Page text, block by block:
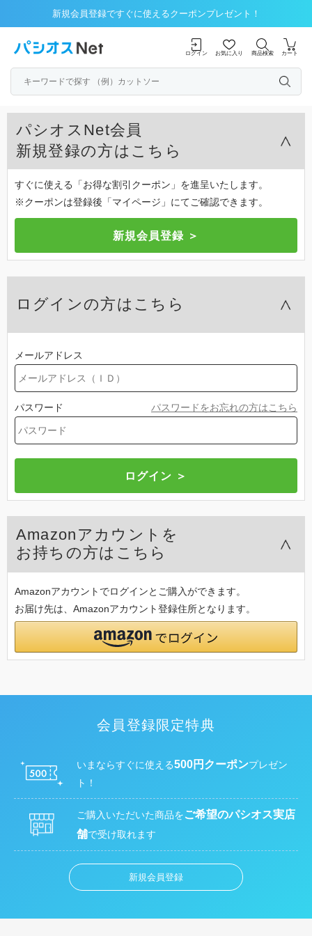
新規会員登録ですぐに使えるクーポンプレゼント！
ログイン お気に入り 商品検索 カート
パシオスNet会員
新規登録の方はこちら
すぐに使える「お得な割引クーポン」を進呈いたします。
※クーポンは登録後「マイページ」にてご確認できます。
ログインの方はこちら
メールアドレス
パスワード パスワードをお忘れの方はこちら
Amazonアカウントを
お持ちの方はこちら
Amazonアカウントでログインとご購入ができます。
お届け先は、Amazonアカウント登録住所となります。
会員登録限定特典
いまならすぐに使える500円クーポンプレゼン
ト！
ご購入いただいた商品をご希望のパシオス実店
舗で受け取れます
新規会員登録